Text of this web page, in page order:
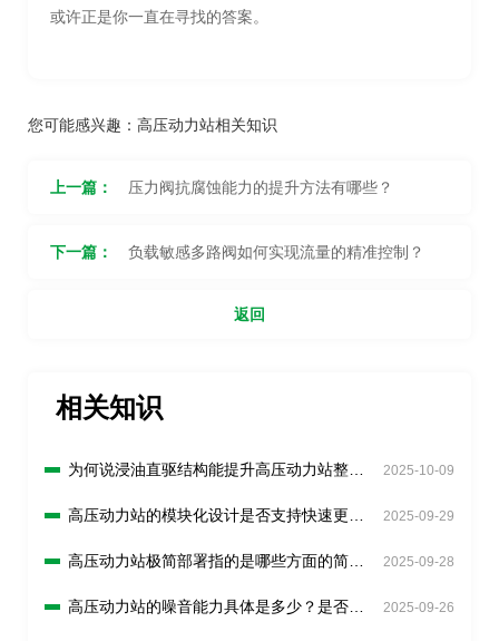
或许正是你一直在寻找的答案。
您可能感兴趣： 高压动力站相关知识
上一篇： 压力阀抗腐蚀能力的提升方法有哪些？
下一篇： 负载敏感多路阀如何实现流量的精准控制？
返回
相关知识
为何说浸油直驱结构能提升高压动力站整体
2025-10-09
高压动力站的模块化设计是否支持快速更换
2025-09-29
高压动力站极简部署指的是哪些方面的简
2025-09-28
高压动力站的噪音能力具体是多少？是否符
2025-09-26